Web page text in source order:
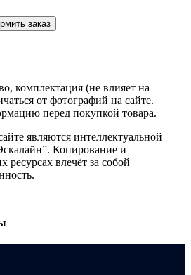
заказ
комплектация (не влияет на
от фотографий на сайте.
перед покупкой товара.
являются интеллектуальной
Копирование и
ресурсах влечёт за собой